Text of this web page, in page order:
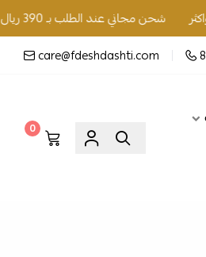
شحن مجاني عند الطلب بـ 390 ريال واكثر
care@fdeshdashti.com
0